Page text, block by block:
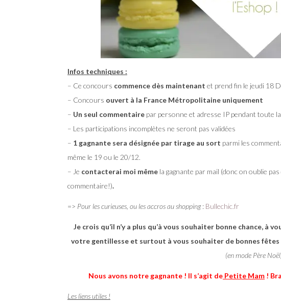
Infos techniques :
– Ce concours commence dès maintenant et prend fin le jeudi 18
– Concours ouvert à la France Métropolitaine uniquement
– Un seul commentaire par personne et adresse IP pendant toute
– Les participations incomplètes ne seront pas validées
– 1 gagnante sera désignée par tirage au sort parmi les
même le 19 ou le 20/12.
– Je contacterai moi même la gagnante par mail (donc on oublie
commentaire!).
=> Pour les curieuses, ou les accros au shopping: Bullechic.fr
Je crois qu’il n’y a plus qu’à vous souhaiter bonne chance,
votre gentillesse et surtout à vous souhaiter de bonnes fêtes
(en mode Père
Nous avons notre gagnante ! Il s’agit de Petite Mam !
Les liens utiles !